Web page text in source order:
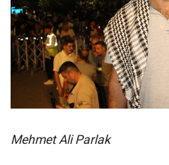
Mehmet Ali Parlak